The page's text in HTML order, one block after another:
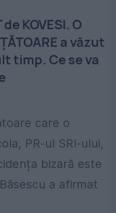
KOVESI. O
a văzut
timp. Ce se va
care o
PR-ul SRI-ului,
bizară este
a afirmat